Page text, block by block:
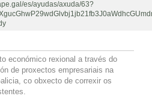
es/ayudas/axuda/63?
económico rexional a través do
de proxectos empresariais na
co obxecto de correxir os